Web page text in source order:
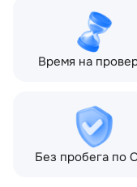
Время на
Без пробега по